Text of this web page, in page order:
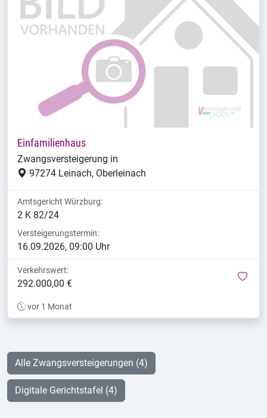
Einfamilienhaus
Zwangsversteigerung in
97274 Leinach, Oberleinach
Amtsgericht Würzburg:
2 K 82/24
Versteigerungstermin:
16.09.2026, 09:00 Uhr
Verkehrswert:
292.000,00 €
vor 1 Monat
Alle Zwangsversteigerungen (4)
Digitale Gerichtstafel (4)